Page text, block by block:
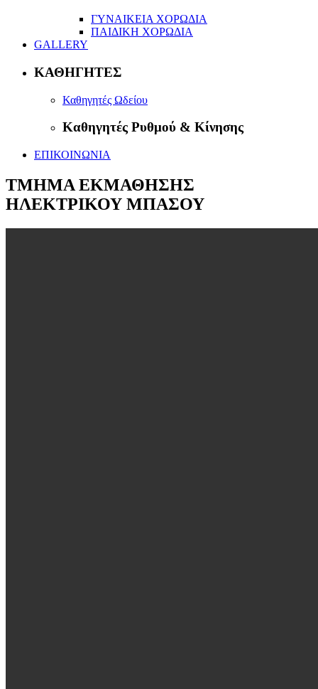
ΓΥΝΑΙΚΕΙΑ ΧΟΡΩΔΙΑ
ΠΑΙΔΙΚΗ ΧΟΡΩΔΙΑ
GALLERY
ΚΑΘΗΓΗΤΕΣ
Καθηγητές Ωδείου
Καθηγητές Ρυθμού & Κίνησης
ΕΠΙΚΟΙΝΩΝΙΑ
ΤΜΗΜΑ ΕΚΜΑΘΗΣΗΣ
ΗΛΕΚΤΡΙΚΟΥ ΜΠΑΣΟΥ